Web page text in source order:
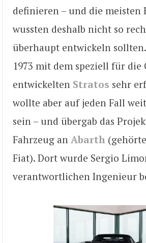
definieren – und die meisten
wussten deshalb nicht so
überhaupt entwickeln
1973 mit dem speziell für die
entwickelten Stratos sehr
wollte aber auf jeden Fall
sein – und übergab das
Fahrzeug an Abarth
Fiat). Dort wurde Sergio
verantwortlichen Ingenieur